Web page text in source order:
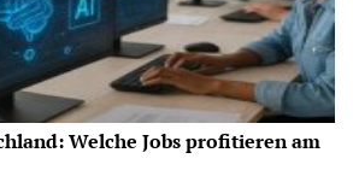
Welche Jobs profitieren am